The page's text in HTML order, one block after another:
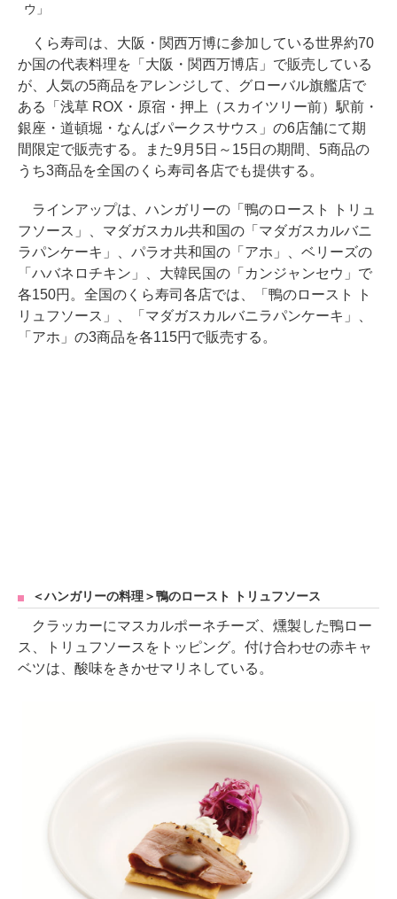
ウ」
くら寿司は、大阪・関西万博に参加している世界約70
か国の代表料理を「大阪・関西万博店」で販売している
が、人気の5商品をアレンジして、グローバル旗艦店で
ある「浅草 ROX・原宿・押上（スカイツリー前）駅前・
銀座・道頓堀・なんばパークスサウス」の6店舗にて期
間限定で販売する。また9月5日～15日の期間、5商品の
うち3商品を全国のくら寿司各店でも提供する。
ラインアップは、ハンガリーの「鴨のロースト トリュ
フソース」、マダガスカル共和国の「マダガスカルバニ
ラパンケーキ」、パラオ共和国の「アホ」、ベリーズの
「ハバネロチキン」、大韓民国の「カンジャンセウ」で
各150円。全国のくら寿司各店では、「鴨のロースト ト
リュフソース」、「マダガスカルバニラパンケーキ」、
「アホ」の3商品を各115円で販売する。
＜ハンガリーの料理＞鴨のロースト トリュフソース
クラッカーにマスカルポーネチーズ、燻製した鴨ロー
ス、トリュフソースをトッピング。付け合わせの赤キャ
ベツは、酸味をきかせマリネしている。